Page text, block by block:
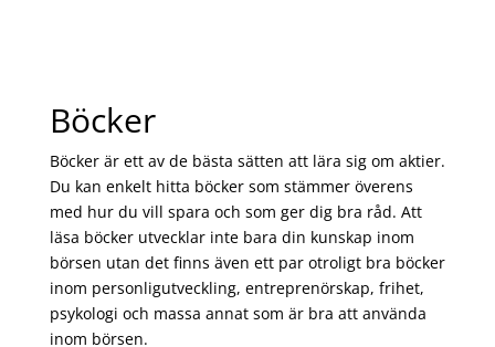
Böcker
Böcker är ett av de bästa sätten att lära sig om aktier.
Du kan enkelt hitta böcker som stämmer överens
med hur du vill spara och som ger dig bra råd. Att
läsa böcker utvecklar inte bara din kunskap inom
börsen utan det finns även ett par otroligt bra böcker
inom personligutveckling, entreprenörskap, frihet,
psykologi och massa annat som är bra att använda
inom börsen.